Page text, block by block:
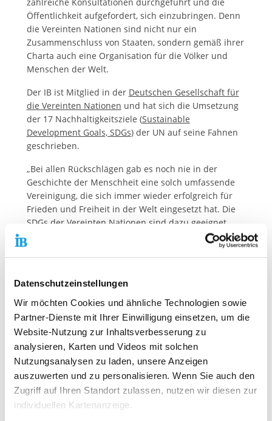
Datenschutzeinstellungen
Wir möchten Cookies und ähnliche Technologien sowie
Partner-Dienste mit Ihrer Einwilligung einsetzen, um die
Website-Nutzung zur Inhaltsverbesserung zu
analysieren, Karten und Videos mit solchen
Nutzungsanalysen zu laden, unsere Anzeigen
auszuwerten und zu personalisieren. Wenn Sie auch den
Zugriff auf Ihren Standort zulassen, nutzen wir diesen zur
individuellen Kartenanzeige.
Öffentlichkeit aufgefordert, sich einzubringen. Denn
die Vereinten Nationen sind nicht nur ein
Zusammenschluss von Staaten, sondern gemäß ihrer
Charta auch eine Organisation für die Völker und
Menschen der Welt.
Der IB ist Mitglied in der Deutschen Gesellschaft für
die Vereinten Nationen und hat sich die Umsetzung
der 17 Nachhaltigkeitsziele (Sustainable
Development Goals, SDGs) der UN auf seine Fahnen
geschrieben.
„Bei allen Rückschlägen gab es noch nie in der
Geschichte der Menschheit eine solch umfassende
Vereinigung, die sich immer wieder erfolgreich für
Frieden und Freiheit in der Welt eingesetzt hat. Die
SDGs der Vereinten Nationen sind dazu geeignet,
diesen Erfolg auch im 21. Jahrhundert fortzusetzen.
Daher unterstützen wir die UN und ihre
diplomatisches Geschick“, so der IB-
Vorstandsvorsitzende Thiemo Fojkar. Im nächsten
Jahr wird der IB erstmals einen Bericht über die
Umsetzung der 17 Nachhaltigkeitsziele in seinen
Geschäftsfeldern und des IB insgesamt vorlegen.
Kontaktdaten unseres Presseteams
Dirk Altbürger